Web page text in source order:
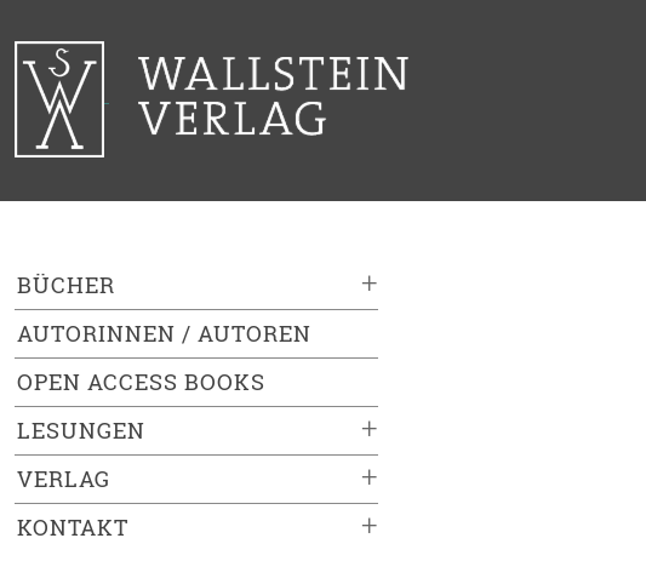
+
BÜCHER
AUTORINNEN / AUTOREN
OPEN ACCESS BOOKS
+
LESUNGEN
+
VERLAG
+
KONTAKT